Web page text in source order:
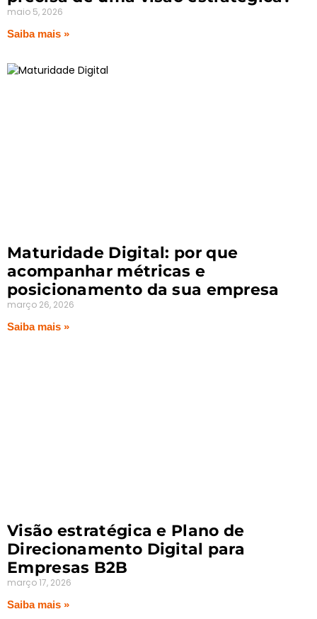
maio 5, 2026
Saiba mais »
Maturidade Digital: por que
acompanhar métricas e
posicionamento da sua empresa
março 26, 2026
Saiba mais »
Visão estratégica e Plano de
Direcionamento Digital para
Empresas B2B
março 17, 2026
Saiba mais »